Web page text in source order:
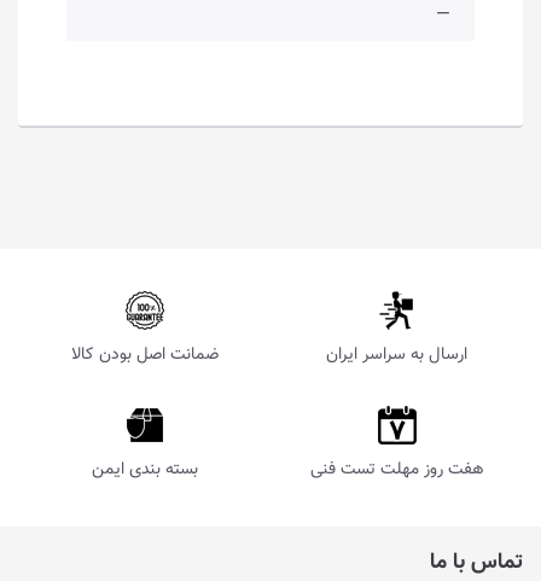
—
ارسال به سراسر ایران ضمانت اصل بودن کالا
هفت روز مهلت تست فنی بسته بندی ایمن
تماس با ما